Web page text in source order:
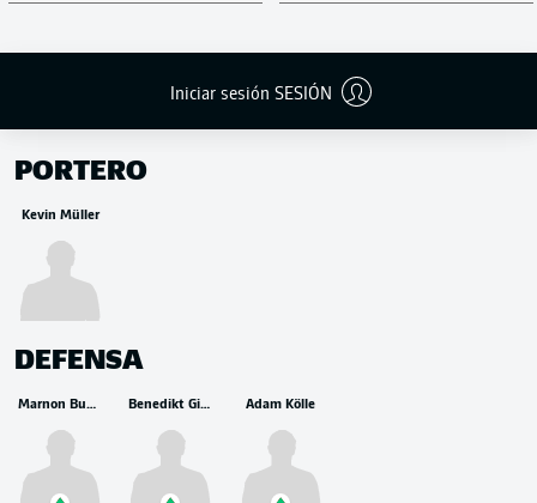
Iniciar sesión SESIÓN
PORTERO
Kevin Müller
DEFENSA
Marnon Busch Benedikt Gimber Adam Kölle